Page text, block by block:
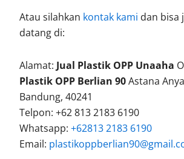
Atau silahkan kontak kami dan bisa
datang di:
Alamat: Jual Plastik OPP Unaaha
Plastik OPP Berlian 90Astana
Bandung, 40241
Telpon: +62 813 2183 6190
Whatsapp:+62813 2183 6190
Email: